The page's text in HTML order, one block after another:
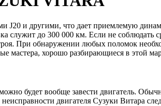
J20 и другими, что дает приемлемую
служит до 300 000 км. Если не
При обнаружении любых поломок
хорошо разбирающиеся в этой
будет вообще завести двигатель.
двигателя Сузуки Витара